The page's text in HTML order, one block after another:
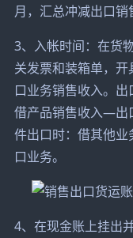
月，汇总冲减出口销
3、入帐时间：在货
关发票和装箱单，
口业务销售收入。出
借产品销售收入—出
件出口时：借其他
口业务。
4、在现金账上挂出